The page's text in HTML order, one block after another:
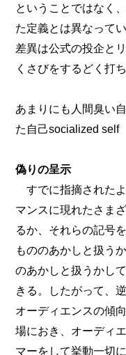
ということではなく
た定義とは異なって
差異は公式の投企と
くさびをするどく打
あまりにも人間臭い
た自己socialized self
偽りの呈示
すでに指摘された
マンスに現れたさま
るか、それらの記号
もののあかしと扱う
のあかしと扱うかし
きる。したがって、
オーディエンスの傾
場におき、オーディ
マーをして挙動一切